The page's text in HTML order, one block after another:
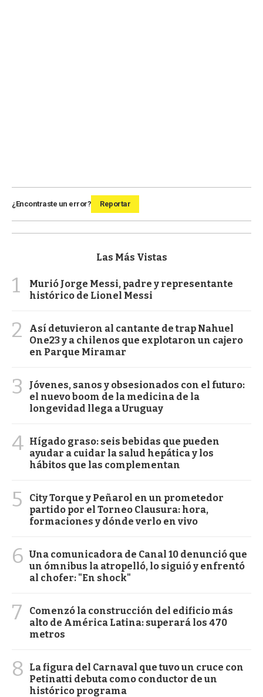
¿Encontraste un error? Reportar
Las Más Vistas
1
Murió Jorge Messi, padre y representante
histórico de Lionel Messi
2
Así detuvieron al cantante de trap Nahuel
One23 y a chilenos que explotaron un cajero
en Parque Miramar
3
Jóvenes, sanos y obsesionados con el futuro:
el nuevo boom de la medicina de la
longevidad llega a Uruguay
4 Hígado graso: seis bebidas que pueden
ayudar a cuidar la salud hepática y los
hábitos que las complementan
5
City Torque y Peñarol en un prometedor
partido por el Torneo Clausura: hora,
formaciones y dónde verlo en vivo
6 Una comunicadora de Canal 10 denunció que
un ómnibus la atropelló, lo siguió y enfrentó
al chofer: "En shock"
7
Comenzó la construcción del edificio más
alto de América Latina: superará los 470
metros
8
La figura del Carnaval que tuvo un cruce con
Petinatti debuta como conductor de un
histórico programa